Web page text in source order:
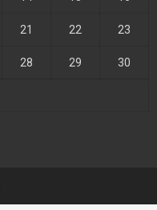
21 22 23
28 29 30